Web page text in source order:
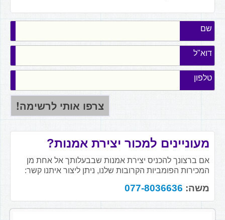
שם
דוא"ל
טלפון
מעוניינים למכור יצירת אמנות?
אם ברצונך להכניס יצירת אמנות שבבעלותך אל אחת מן
המכירות הפומביות הקרובות שלנו, ניתן ליצור איתנו קשר:
משה: 077-8036636